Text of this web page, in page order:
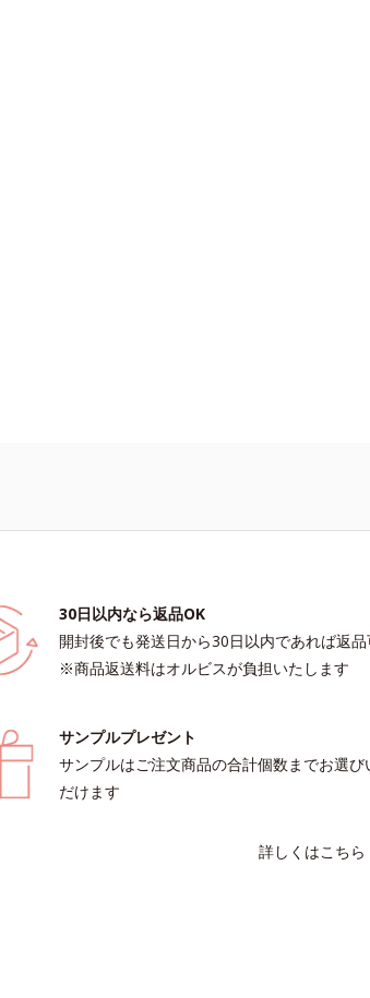
30日以内なら返品OK
開封後でも発送日から30日以内であれば返
※商品返送料はオルビスが負担いたします
サンプルプレゼント
サンプルはご注文商品の合計個数までお選び
だけます
詳しくはこちら